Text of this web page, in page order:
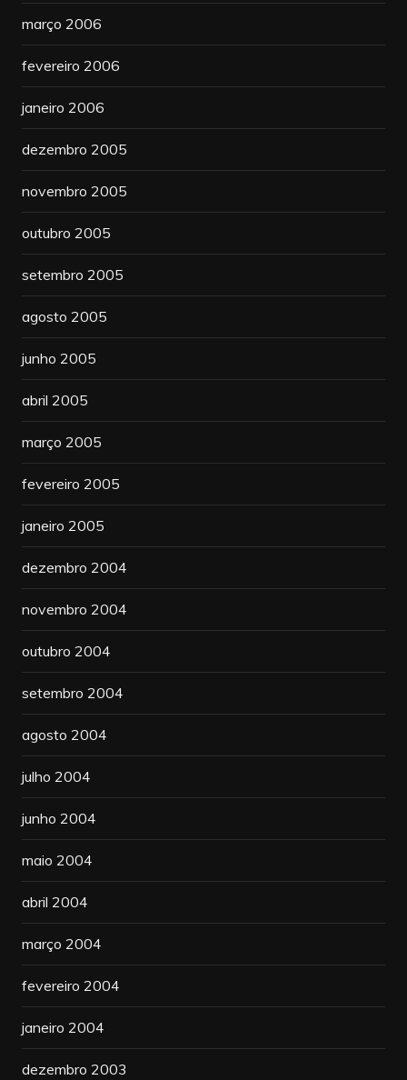
março 2006
fevereiro 2006
janeiro 2006
dezembro 2005
novembro 2005
outubro 2005
setembro 2005
agosto 2005
junho 2005
abril 2005
março 2005
fevereiro 2005
janeiro 2005
dezembro 2004
novembro 2004
outubro 2004
setembro 2004
agosto 2004
julho 2004
junho 2004
maio 2004
abril 2004
março 2004
fevereiro 2004
janeiro 2004
dezembro 2003